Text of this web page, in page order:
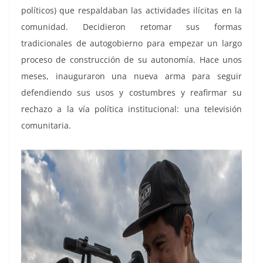
políticos) que respaldaban las actividades ilícitas en la
comunidad. Decidieron retomar sus formas
tradicionales de autogobierno para empezar un largo
proceso de construcción de su autonomía. Hace unos
meses, inauguraron una nueva arma para seguir
defendiendo sus usos y costumbres y reafirmar su
rechazo a la vía política institucional: una televisión
comunitaria.